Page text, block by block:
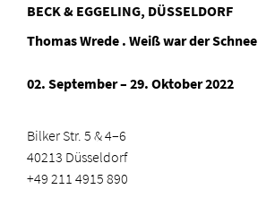
BECK & EGGELING, DÜSSELDORF
Thomas Wrede . Weiß war der Schnee
02. September – 29. Oktober 2022
Bilker Str. 5 & 4–6
40213 Düsseldorf
+49 211 4915 890